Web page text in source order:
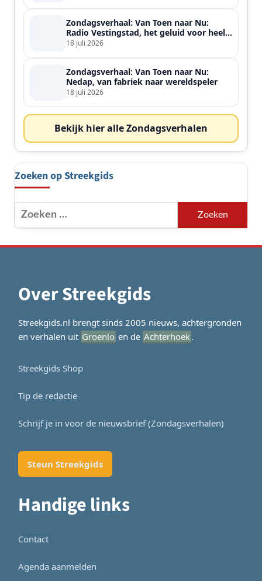
Zondagsverhaal: Van Toen naar Nu:
Radio Vestingstad, het geluid voor heel
de streek
18 juli 2026
Zondagsverhaal: Van Toen naar Nu:
Nedap, van fabriek naar wereldspeler
18 juli 2026
Bekijk hier alle Zondagsverhalen
Zoeken op Streekgids
Zoeken
naar:
Over Streekgids
Streekgids.nl brengt sinds 2005 nieuws, achtergronden
en verhalen uit Groenlo en de Achterhoek.
Streekgids Shop
Tip de redactie
Schrijf je in voor de nieuwsbrief (Zondagsverhalen)
Steun Streekgids
Handige links
Contact
Agenda aanmelden